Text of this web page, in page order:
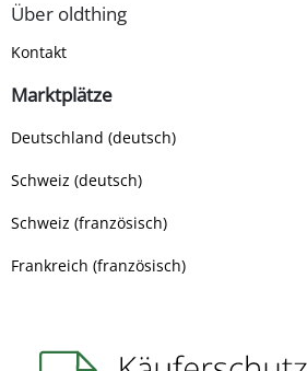
Über oldthing
Kontakt
Marktplätze
Deutschland (deutsch)
Schweiz (deutsch)
Schweiz (französisch)
Frankreich (französisch)